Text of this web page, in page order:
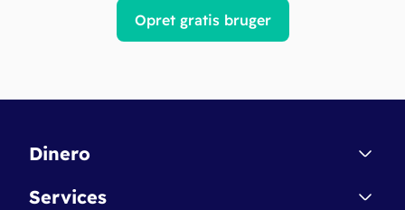
Opret gratis bruger
Dinero
Kontakt
Services